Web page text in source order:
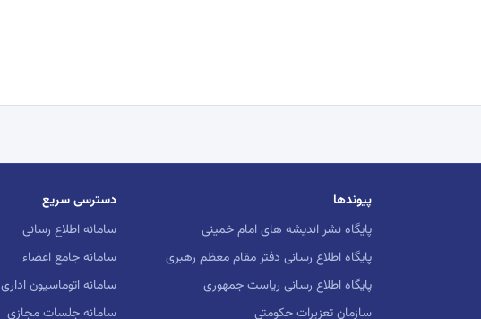
پیوندها
پایگاه نشر اندیشه های امام خمینی
پایگاه اطلاع رسانی دفتر مقام معظم رهبری
پایگاه اطلاع رسانی ریاست جمهوری
سازمان تعزیرات حکومتی
دسترسی سریع
سامانه اطلاع رسانی
سامانه جامع اعضاء
سامانه اتوماسیون اداری
سامانه جلسات مجازی